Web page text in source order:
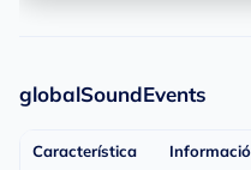
globalSoundEvents
Característica